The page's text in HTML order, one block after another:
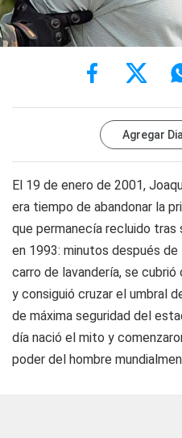
Agregar
El 19 de enero de 2001,
era tiempo de abandonar la
que permanecía recluido tras
en 1993: minutos después
carro de lavandería, se cubrió
y consiguió cruzar el umbral
de máxima seguridad del
día nació el mito y
poder del hombre